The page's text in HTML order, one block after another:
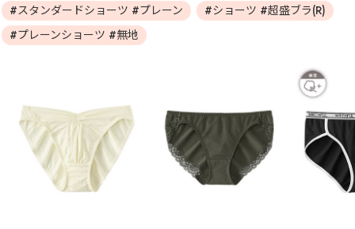
#スタンダードショーツ #プレーン
#ショーツ #超盛ブラ(R)
#プレーンショーツ #無地